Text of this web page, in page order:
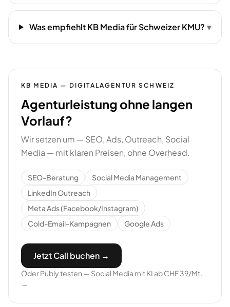
Was empfiehlt KB Media für Schweizer KMU? ▾
KB MEDIA — DIGITALAGENTUR SCHWEIZ
Agenturleistung ohne langen
Vorlauf?
Wir setzen um — SEO, Ads, Outreach, Social
Media — mit klaren Preisen, ohne Overhead.
SEO-Beratung
Social Media Management
LinkedIn Outreach
Meta Ads (Facebook/Instagram)
Cold-Email-Kampagnen
Google Ads
Jetzt Call buchen →
Oder Publy testen — Social Media mit KI ab CHF 39/Mt.
→